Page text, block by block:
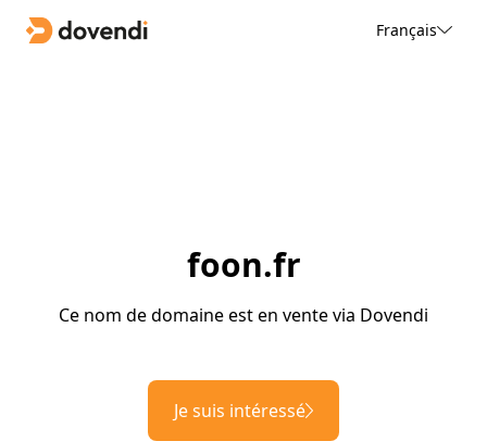
Français
foon.fr
Ce nom de domaine est en vente via Dovendi
Je suis intéressé